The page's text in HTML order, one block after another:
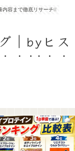
容まで徹底リサーチ❕❕
｜byヒス